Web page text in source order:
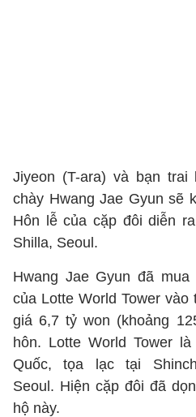
Jiyeon (T-ara) và bạn
chày Hwang Jae Gyun sẽ
Hôn lễ của cặp đôi diễn
Shilla, Seoul.
Hwang Jae Gyun đã
của Lotte World Tower
giá 6,7 tỷ won (khoảng
hôn. Lotte World Tower
Quốc, tọa lạc tại
Seoul. Hiện cặp đôi đã
hộ này.